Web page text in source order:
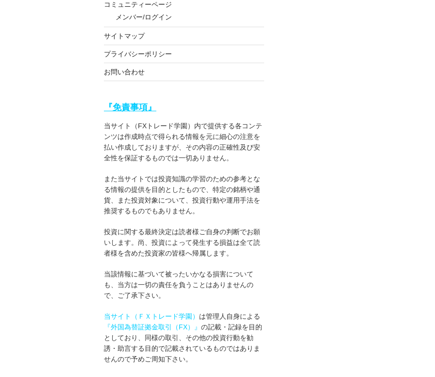
コミュニティーページ
メンバー/ログイン
サイトマップ
プライバシーポリシー
お問い合わせ
『免責事項』
当サイト（FXトレード学園）内で提供する各コンテ
ンツは作成時点で得られる情報を元に細心の注意を
払い作成しておりますが、その内容の正確性及び安
全性を保証するものでは一切ありません。
また当サイトでは投資知識の学習のための参考とな
る情報の提供を目的としたもので、特定の銘柄や通
貨、また投資対象について、投資行動や運用手法を
推奨するものでもありません。
投資に関する最終決定は読者様ご自身の判断でお願
いします。尚、投資によって発生する損益は全て読
者様を含めた投資家の皆様へ帰属します。
当該情報に基づいて被ったいかなる損害について
も、当方は一切の責任を負うことはありませんの
で、ご了承下さい。
当サイト（ＦＸトレード学園） は管理人自身による
『外国為替証拠金取引（FX）』 の記載・記録を目的
としており、同様の取引、その他の投資行動を勧
誘・助言する目的で記載されているものではありま
せんので予めご周知下さい。